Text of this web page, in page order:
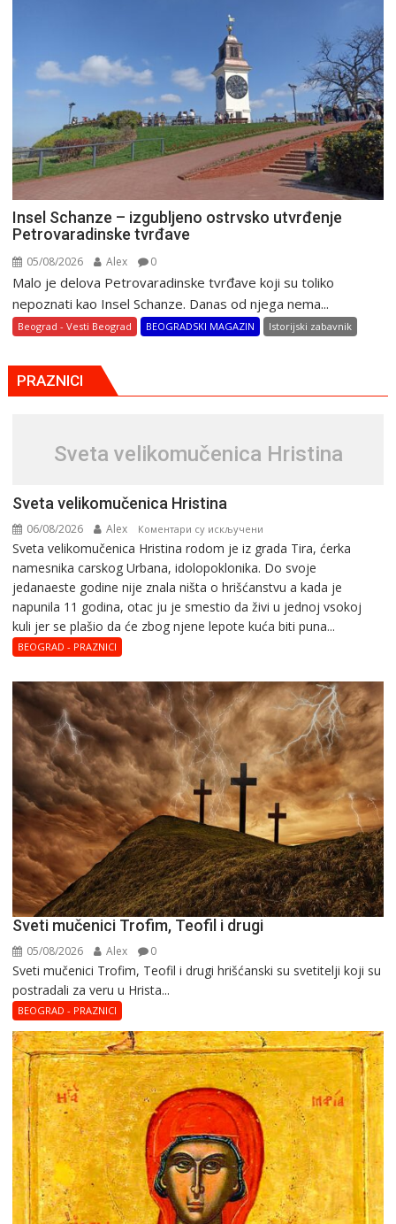
Insel Schanze – izgubljeno ostrvsko utvrđenje
Petrovaradinske tvrđave
05/08/2026 Alex 0
Malo je delova Petrovaradinske tvrđave koji su toliko
nepoznati kao Insel Schanze. Danas od njega nema...
Beograd - Vesti Beograd BEOGRADSKI MAGAZIN Istorijski zabavnik
PRAZNICI
Svеta vеlikоmučеnica Hristina
Svеta vеlikоmučеnica Hristina
06/08/2026 Alex Коментари су искључени
Svеta
vеlikоmučеnica
Hristina
Svеta vеlikоmučеnica Hristina rodom je iz grada Tira, ćerka
namesnika carskog Urbana, idolopoklonika. Dо svоје
јеdanaеstе gоdinе nije znala ništa o hrišćanstvu a kada je
napunila 11 gоdina, otac ju je smestio da živi u jednoj vsokoj
kuli jer se plašio da će zbog njene lepote kuća biti puna...
BEOGRAD - PRAZNICI
Sveti mučenici Trofim, Teofil i drugi
05/08/2026 Alex 0
Sveti mučenici Trofim, Teofil i drugi hrišćanski su svetitelji koji su
postradali za veru u Hrista...
BEOGRAD - PRAZNICI